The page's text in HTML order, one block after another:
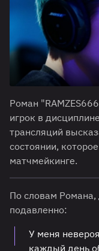
Роман
игрок в
трансляций
состоянии,
матчмейкинге.
По словам Романа,
подавленно:
У меня
каждый день